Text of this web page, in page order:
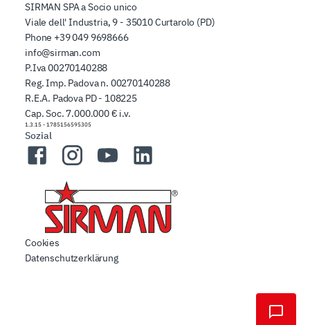
SIRMAN SPA a Socio unico
Viale dell' Industria, 9 - 35010 Curtarolo (PD)
Phone +39 049 9698666
info@sirman.com
P.Iva 00270140288
Reg. Imp. Padova n. 00270140288
R.E.A. Padova PD - 108225
Cap. Soc. 7.000.000 € i.v.
1.3.15 - 1785156595305
Sozial
FacebookInstagramYouTubeLinkedIn
Cookies
Datenschutzerklärung